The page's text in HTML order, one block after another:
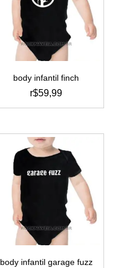
podem
escolhidas
na
página
produto
body infantil finch
r$59,99
este
tem
várias
variantes.
as
opções
podem
escolhidas
na
página
produto
body infantil garage fuzz